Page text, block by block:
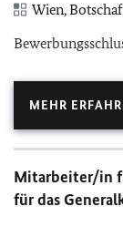
Wien,
MEHR
Mitarbeiter/in
für das